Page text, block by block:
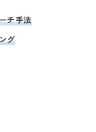
チ手法
グ